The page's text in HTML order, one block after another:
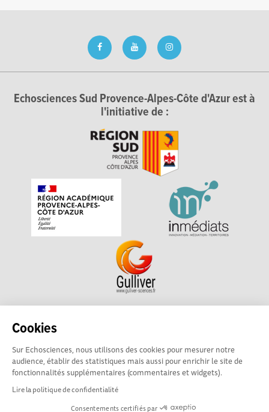
Cookies
Sur Echosciences, nous utilisons des cookies pour mesurer notre
audience, établir des statistiques mais aussi pour enrichir le site de
fonctionnalités supplémentaires (commentaires et widgets).
Lire la politique de confidentialité
Consentements certifiés par
Echosciences Sud Provence-Alpes-Côte d'Azur est à
l'initiative de :
Echosciences Sud Provence-Alpes-Côte d'Azur est à
académique pour la Recherche et l'Innovation Provence-
Alpes-Côte d'Azur. La plateforme est mise en oeuvre pour
vous parGulliver